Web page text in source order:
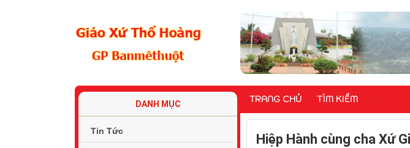
TRANG CHỦ TÌM KIẾM
Hiệp Hành cùng cha Xứ
DANH MỤC
Tin Tức